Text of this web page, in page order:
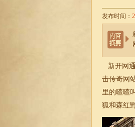
发布时间：
新开网
击传奇网
里的喳喳
狐和森红